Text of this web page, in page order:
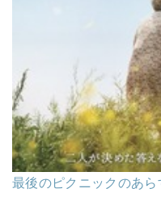
最後のピクニックのあら